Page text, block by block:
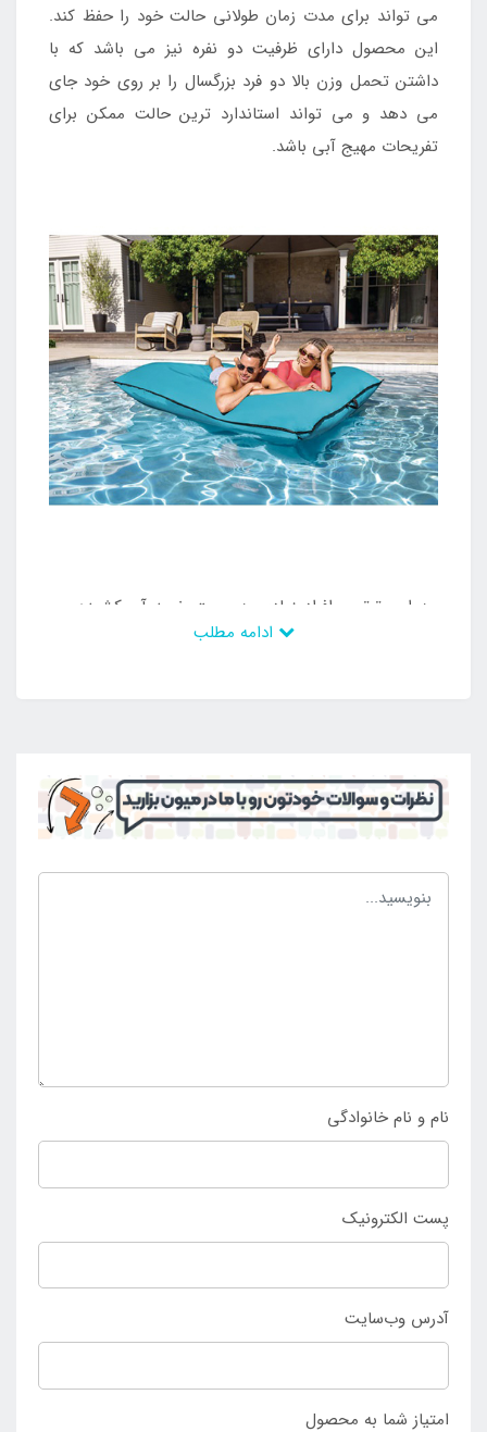
می تواند برای مدت زمان طولانی حالت خود را حفظ کند.
این محصول دارای ظرفیت دو نفره نیز می باشد که با
داشتن تحمل وزن بالا دو فرد بزرگسال را بر روی خود جای
می دهد و می تواند استاندارد ترین حالت ممکن برای
تفریحات مهیج آبی باشد.
به این ترتیب افراد زیادی به سمت خرید آن کشیده می
شوند و می توانند تایم طولانی از آن استفاده نمایند و در
دارای دریچه باد می باشد که می توان با در دست داشتن
انواع پمپ باد نست به راه اندازی آن اقدام کرد و بهترین
اوقات را کسب نمود. تشک بادی روی آب مد نظر دارای
رویه نیز می باشد که بر روی بدنه بادی قرار می گیرد و
مزیت های زیادی دارد که مهم ترین آن ضد حساسیت بدنه
محصول را سفارش دهند.
نام و نام خانوادگی
پست الکترونیک
آدرس وب‌سایت
امتیاز شما به محصول